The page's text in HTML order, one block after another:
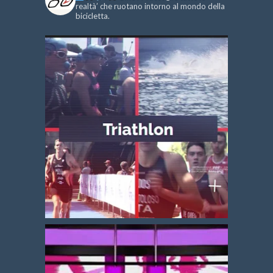
realtà’ che ruotano intorno al mondo della
bicicletta.